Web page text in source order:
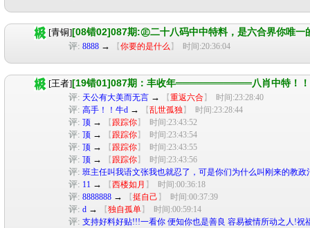
[青铜][08错02]087期:㊣二十八码中中特料，是六合界你唯一
评: 8888 → 【你要的是什么 】 时间:20:36:04
[王者][19错01]087期：丰收年═══════════八肖中特！！
评: 天公有大美而无言 → 【重返六合】 时间:23:28:40
评: 高手！！牛d → 【乱世孤独】 时间:23:28:44
评: 顶 → 【跟踪你】 时间:23:43:52
评: 顶 → 【跟踪你】 时间:23:43:54
评: 顶 → 【跟踪你】 时间:23:43:55
评: 顶 → 【跟踪你】 时间:23:43:56
评: 班主任叫我语文张我也就忍了，可是你们为什么叫刚来的教政
评: 11 → 【西楼如月 】 时间:00:36:18
评: 8888888 → 【挺自己 】 时间:00:37:39
评: d → 【独自孤单】 时间:00:59:14
评: 支持好料好贴!!!一看你 便知你也是善良 容易被情所动之人!祝